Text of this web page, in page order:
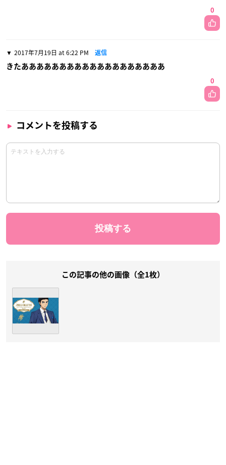
0
2017年7月19日 at 6:22 PM 返信
きたあああああああああああああああああああ
0
コメントを投稿する
この記事の他の画像（全1枚）